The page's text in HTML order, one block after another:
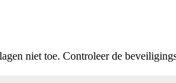
niet toe. Controleer de